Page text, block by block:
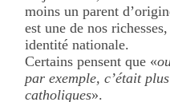
moins un parent
est une de nos
identité nationale.
Certains pensent que «
par exemple, c’était
catholiques».